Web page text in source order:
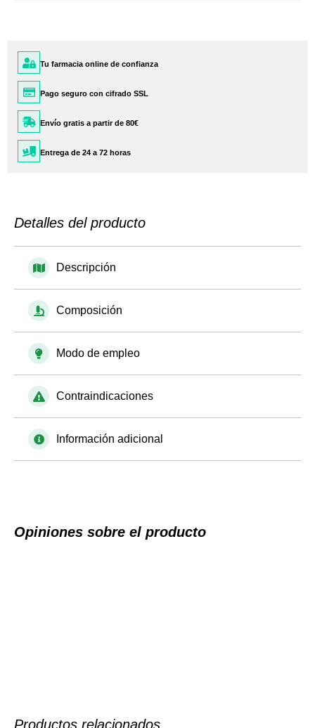
Tu farmacia online de confianza
Pago seguro con cifrado SSL
Envío gratis a partir de 80€
Entrega de 24 a 72 horas
Detalles del producto
Descripción
Composición
Modo de empleo
Contraindicaciones
Información adicional
Opiniones sobre el producto
Productos relacionados